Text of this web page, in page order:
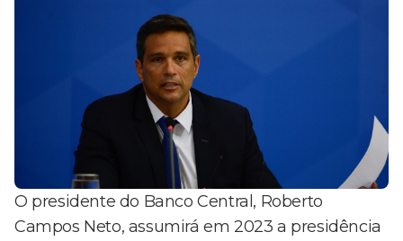
O presidente do Banco Central, Roberto
Campos Neto, assumirá em 2023 a presidência